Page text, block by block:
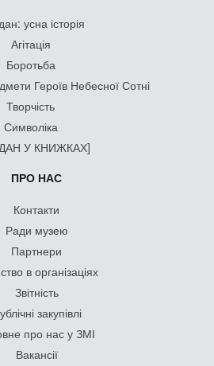
усна історія
Агітація
Боротьба
Героїв Небесної Сотні
Творчість
Символіка
У КНИЖКАХ]
ПРО НАС
Контакти
Ради музею
Партнери
в організаціях
Звітність
закупівлі
про нас у ЗМІ
Вакансії